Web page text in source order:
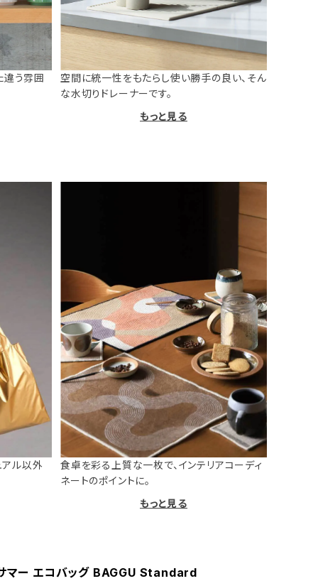
違う雰囲
空間に統一性をもたらし使い勝手の良い、そん
な水切りドレーナーです。
もっと見る
アル以外
食卓を彩る上質な一枚で、インテリアコーディ
ネートのポイントに。
もっと見る
マー エコバッグ BAGGU Standard